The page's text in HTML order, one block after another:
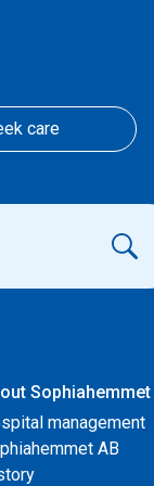
care
Sophiahemmet
management
AB